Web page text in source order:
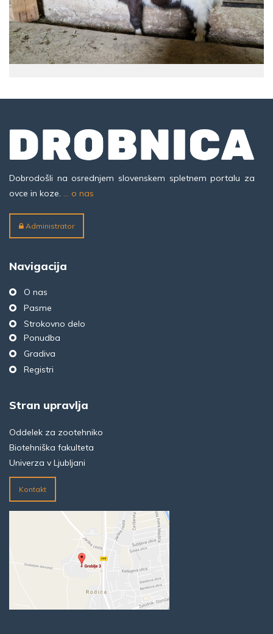
Dobrodošli na osrednjem slovenskem spletnem portalu za
ovce in koze. ... o nas
Administrator
Navigacija
O nas
Pasme
Strokovno delo
Ponudba
Gradiva
Registri
Stran upravlja
Oddelek za zootehniko
Biotehniška fakulteta
Univerza v Ljubljani
Kontakt